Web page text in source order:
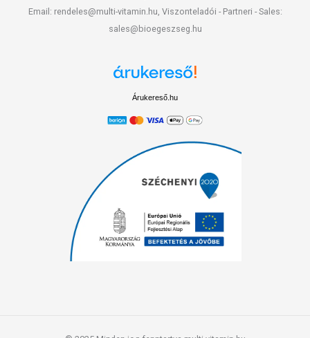
Email: rendeles@multi-vitamin.hu, Viszonteladói - Partneri - Sales:
sales@bioegeszseg.hu
Árukereső.hu